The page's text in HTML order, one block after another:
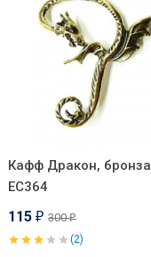
Кафф Дракон, бронза
EC364
115 ₽ 300₽
(2)